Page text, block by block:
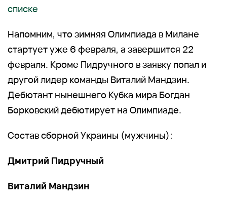
списке
Напомним, что зимняя Олимпиада в Милане
стартует уже 6 февраля, а завершится 22
февраля. Кроме Пидручного в заявку попал и
другой лидер команды Виталий Мандзин.
Дебютант нынешнего Кубка мира Богдан
Борковский дебютирует на Олимпиаде.
Состав сборной Украины (мужчины):
Дмитрий Пидручный
Виталий Мандзин